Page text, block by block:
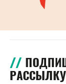
РАССЫЛКУ